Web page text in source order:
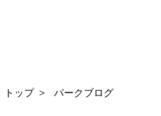
トップ パークブログ